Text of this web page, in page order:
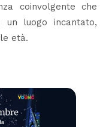
coinvolgente che
luogo incantato,
età.